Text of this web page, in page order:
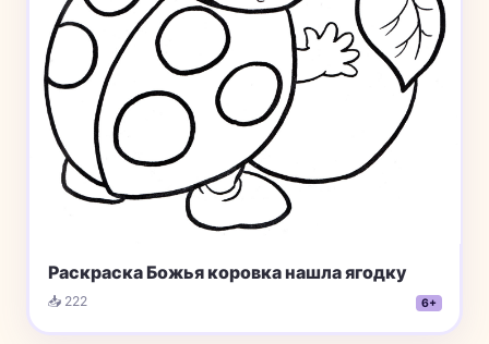
Раскраска Божья коровка нашла ягодку
📥 222 6+